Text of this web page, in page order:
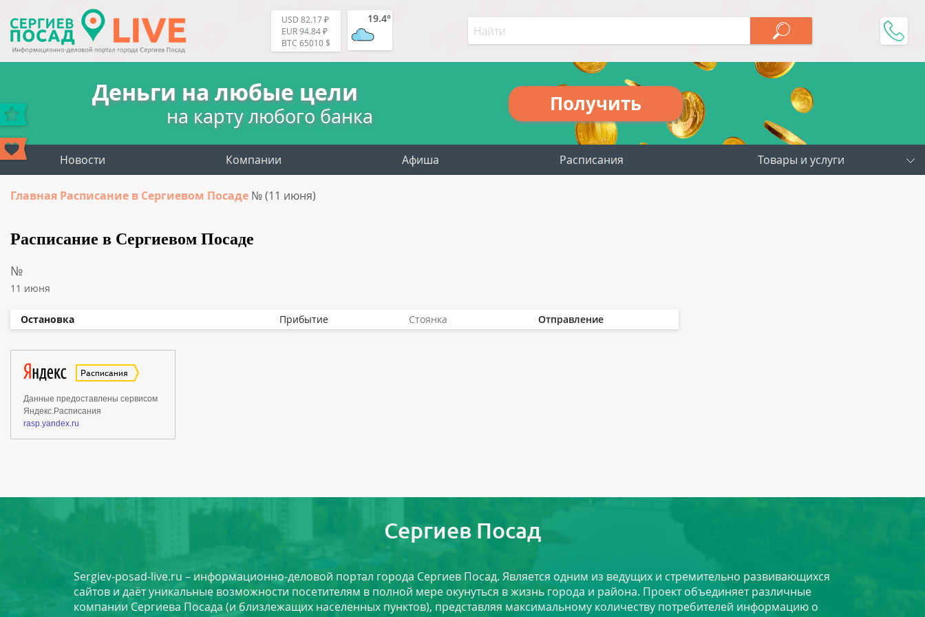
USD 82.17 ₽
EUR 94.84 ₽
BTC 65010 $
19.4°
Деньги на любые цели
на карту любого банка
Получить
Новости Компании Афиша Расписания Товары и услуги
Главная Расписание в Сергиевом Посаде № (11 июня)
Расписание в Сергиевом Посаде
№
11 июня
Остановка Прибытие Стоянка Отправление
Сергиев Посад
Sergiev-posad-live.ru – информационно-деловой портал города Сергиев Посад. Является одним из ведущих и стремительно развивающихся
сайтов и даёт уникальные возможности посетителям в полной мере окунуться в жизнь города и района. Проект объединяет различные
компании Сергиева Посада (и близлежащих населенных пунктов), представляя максимальному количеству потребителей информацию о